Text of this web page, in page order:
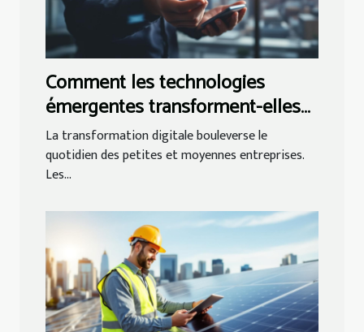
Comment les technologies
émergentes transforment-elles
les PME ?
La transformation digitale bouleverse le
quotidien des petites et moyennes entreprises.
Les...